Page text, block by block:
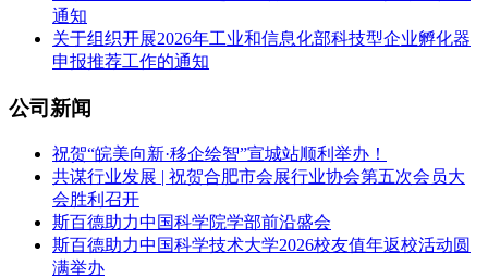
通知
关于组织开展2026年工业和信息化部科技型企业孵化器
申报推荐工作的通知
公司新闻
祝贺“皖美向新·移企绘智”宣城站顺利举办！
共谋行业发展 | 祝贺合肥市会展行业协会第五次会员大
会胜利召开
斯百德助力中国科学院学部前沿盛会
斯百德助力中国科学技术大学2026校友值年返校活动圆
满举办